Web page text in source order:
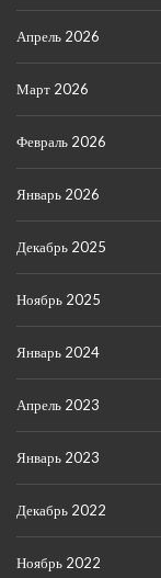
Апрель 2026
Март 2026
Февраль 2026
Январь 2026
Декабрь 2025
Ноябрь 2025
Январь 2024
Апрель 2023
Январь 2023
Декабрь 2022
Ноябрь 2022